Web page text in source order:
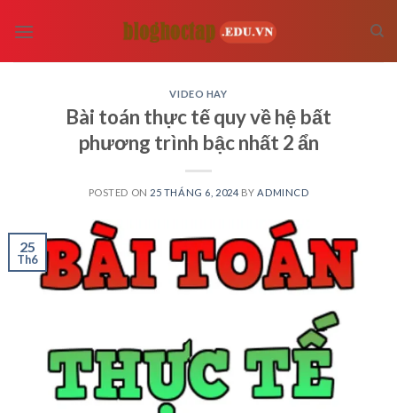
VIDEO HAY
Bài toán thực tế quy về hệ bất
phương trình bậc nhất 2 ẩn
POSTED ON 25 THÁNG 6, 2024 BY ADMINCD
25
Th6